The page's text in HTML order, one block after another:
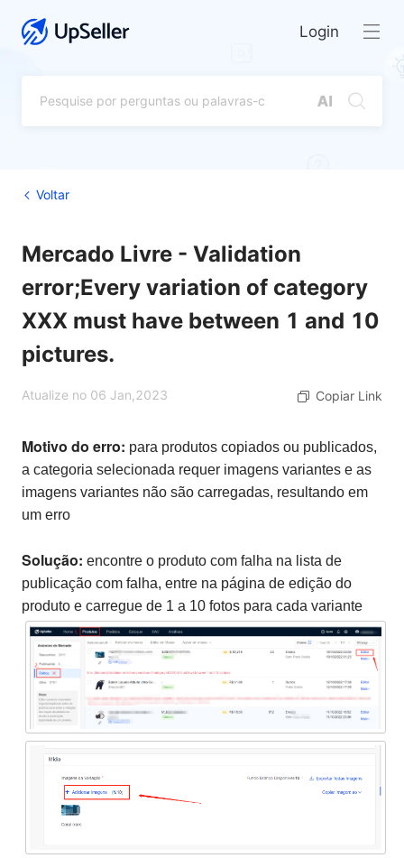
Login
Voltar
Mercado Livre - Validation
error;Every variation of category
XXX must have between 1 and 10
pictures.
Atualize no 06 Jan,2023 Copiar Link
Motivo do erro: para produtos copiados ou publicados,
a categoria selecionada requer imagens variantes e as
imagens variantes não são carregadas, resultando em
um erro
Solução: encontre o produto com falha na lista de
publicação com falha, entre na página de edição do
produto e carregue de 1 a 10 fotos para cada variante